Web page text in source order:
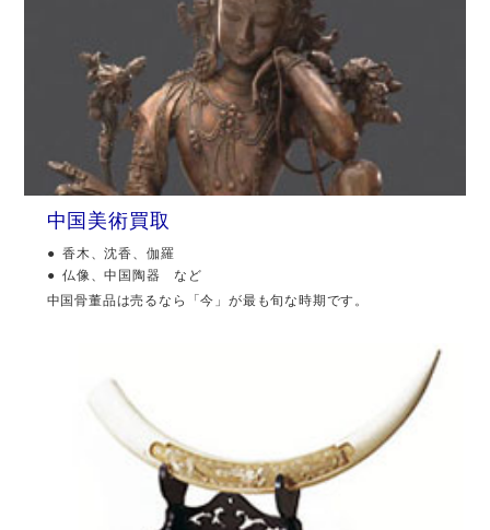
中国美術買取
香木、沈香、伽羅
仏像、中国陶器 など
中国骨董品は売るなら「今」が最も旬な時期です。